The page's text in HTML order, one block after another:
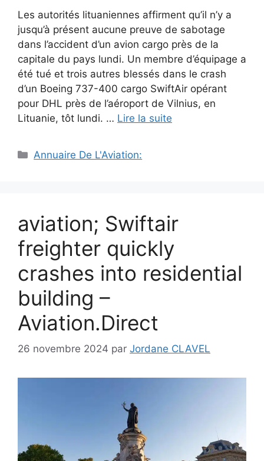
Les autorités lituaniennes affirment qu’il n’y a
jusqu’à présent aucune preuve de sabotage
dans l’accident d’un avion cargo près de la
capitale du pays lundi. Un membre d’équipage a
été tué et trois autres blessés dans le crash
d’un Boeing 737-400 cargo SwiftAir opérant
pour DHL près de l’aéroport de Vilnius, en
Lituanie, tôt lundi. … Lire la suite
Catégories
Annuaire De L'Aviation:
aviation; Swiftair
freighter quickly
crashes into residential
building –
Aviation.Direct
26 novembre 2024 par Jordane CLAVEL